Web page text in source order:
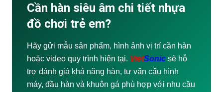
Cần hàn siêu âm chi tiết nhựa
đồ chơi trẻ em?
Hãy gửi mẫu sản phẩm, hình ảnh vị trí cần hàn
hoặc video quy trình hiện tại. VietSonic sẽ hỗ
trợ đánh giá khả năng hàn, tư vấn cấu hình
máy, đầu hàn và khuôn gá phù hợp với nhu cầu